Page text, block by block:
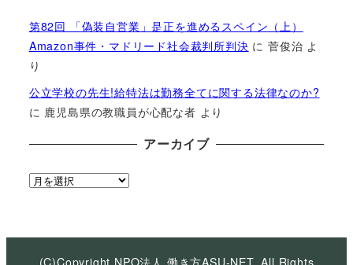
第82回 「偽装自営業」是正を進めるスペイン（上）
Amazon事件・マドリード社会裁判所判決 に菅俊治 よ
り
公立学校の先生!給特法は勤務全てに関する法律なのか?
に 鹿児島県の教職員が心配な者 より
アーカイブ
ア
イ
(C)Copyright NPO法人 働き方ASU-NET, All Rights